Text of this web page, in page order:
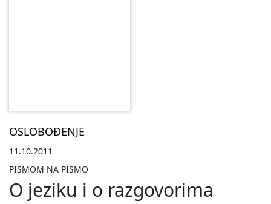
OSLOBOĐENJE
11.10.2011
PISMOM NA PISMO
O jeziku i o razgovorima